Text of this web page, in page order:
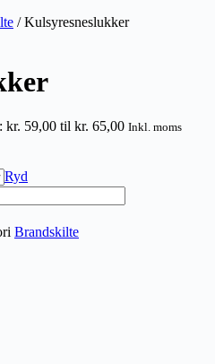
/ Kulsyresneslukker
kr. 59,00 til kr. 65,00 Inkl. moms
Ryd
Brandskilte